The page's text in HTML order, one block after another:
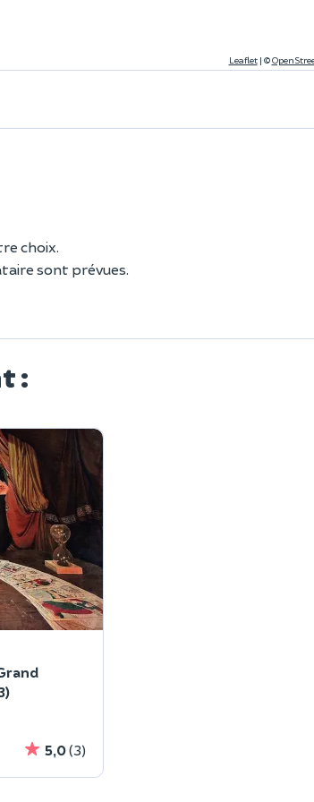
Leaflet | ©
choix.
sont prévues.
:
5,0(3)